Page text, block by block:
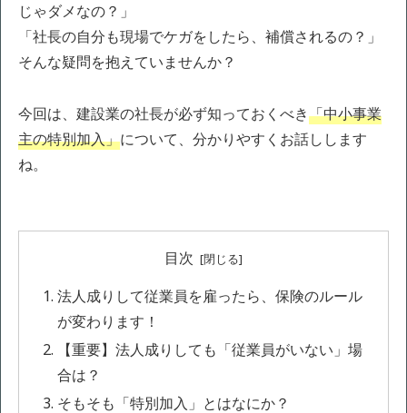
じゃダメなの？」
「社長の自分も現場でケガをしたら、補償されるの？」
そんな疑問を抱えていませんか？
今回は、建設業の社長が必ず知っておくべき「中小事業
主の特別加入」について、分かりやすくお話しします
ね。
目次
法人成りして従業員を雇ったら、保険のルール
が変わります！
【重要】法人成りしても「従業員がいない」場
合は？
そもそも「特別加入」とはなにか？